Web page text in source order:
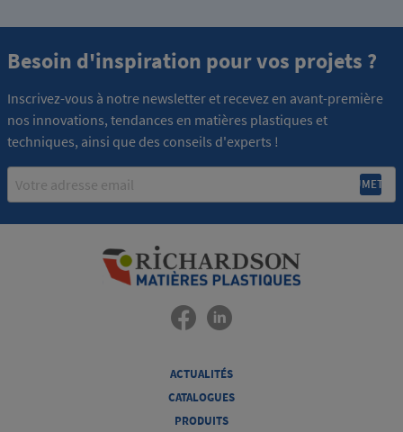
Besoin d'inspiration pour vos projets ?
Inscrivez-vous à notre newsletter et recevez en avant-première
nos innovations, tendances en matières plastiques et
techniques, ainsi que des conseils d'experts !
Email
ACTUALITÉS
CATALOGUES
PRODUITS